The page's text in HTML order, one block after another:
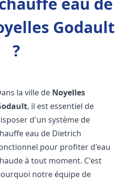
Godault
?
la ville de Noyelles
, il est essentiel de
d'un système de
eau de Dietrich
pour profiter d'eau
à tout moment. C'est
notre équipe de